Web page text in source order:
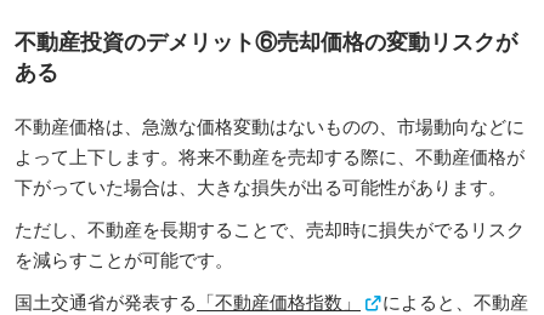
不動産投資のデメリット⑥売却価格の変動リスクが
ある
不動産価格は、急激な価格変動はないものの、市場動向などに
よって上下します。将来不動産を売却する際に、不動産価格が
下がっていた場合は、大きな損失が出る可能性があります。
ただし、不動産を長期することで、売却時に損失がでるリスク
を減らすことが可能です。
国土交通省が発表する 「不動産価格指数」
によると、不動産